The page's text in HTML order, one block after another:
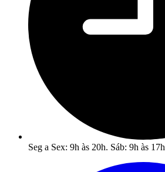
Seg a Sex: 9h às 20h. Sáb: 9h às 17h